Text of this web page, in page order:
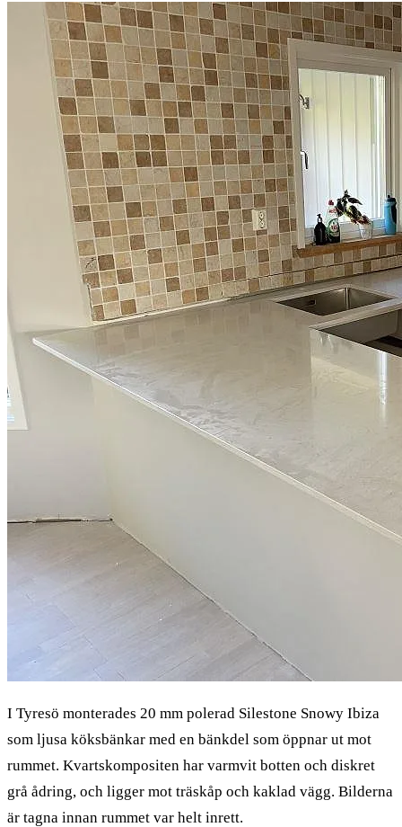
I Tyresö monterades 20 mm polerad Silestone Snowy Ibiza
som ljusa köksbänkar med en bänkdel som öppnar ut mot
rummet. Kvartskompositen har varmvit botten och diskret
grå ådring, och ligger mot träskåp och kaklad vägg. Bilderna
är tagna innan rummet var helt inrett.